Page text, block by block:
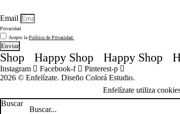
Email
Privacidad
Acepto la Política de Privacidad.
Enviar
Happy Shop Happy Shop
Instagram Facebook-f
Pinterest-p
2026 © Enfelízate. Diseño Colorá Estudio.
Enfelízate utiliza
Buscar